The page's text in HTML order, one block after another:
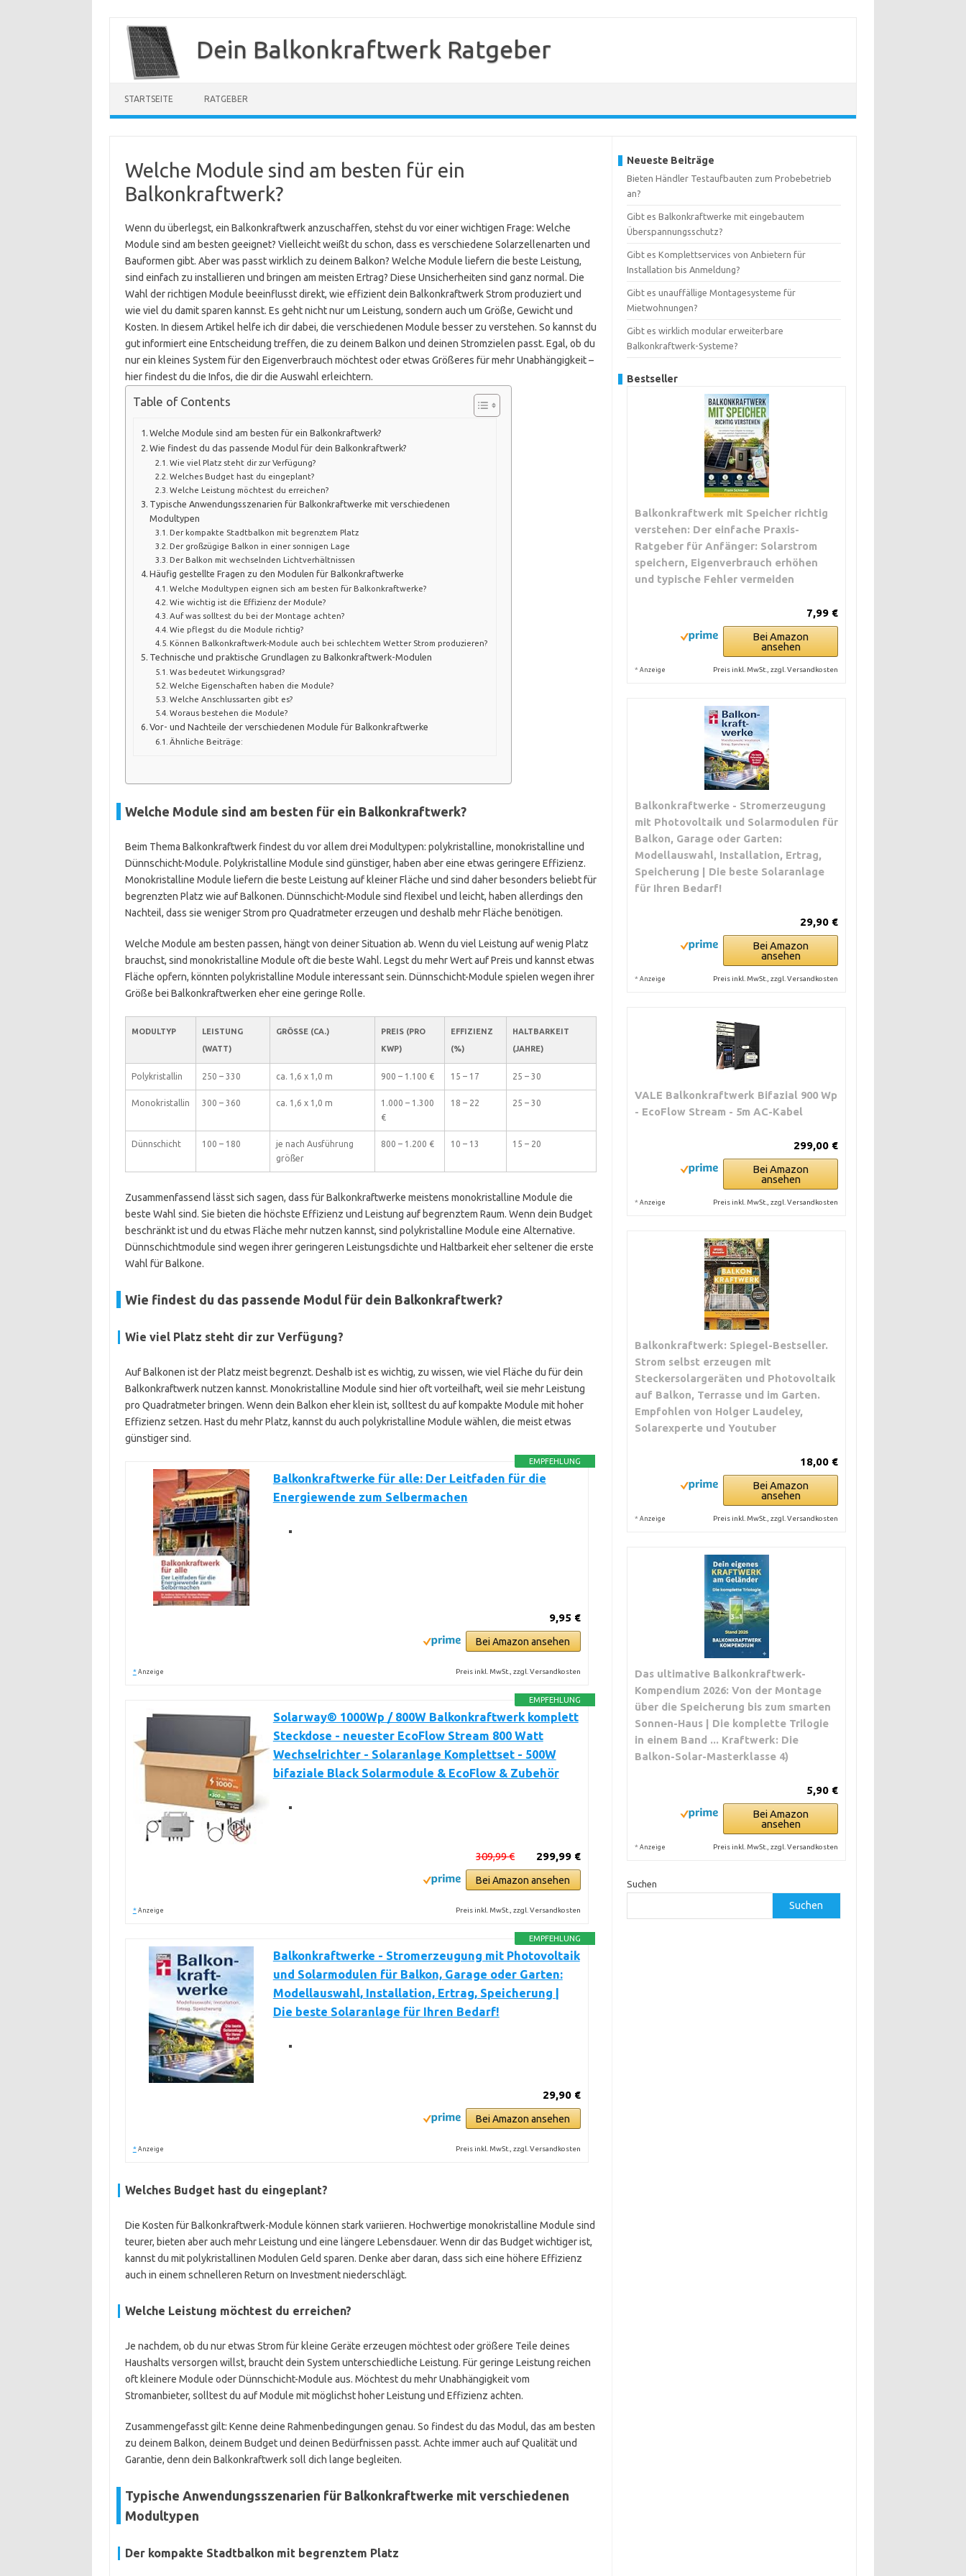
Inhalt
springen
Dein Balkonkraftwerk Ratgeber
STARTSEITE RATGEBER
Welche Module sind am besten für ein
Balkonkraftwerk?
Wenn du überlegst, ein Balkonkraftwerk anzuschaffen, stehst du vor einer wichtigen Frage: Welche
Module sind am besten geeignet? Vielleicht weißt du schon, dass es verschiedene Solarzellenarten und
Bauformen gibt. Aber was passt wirklich zu deinem Balkon? Welche Module liefern die beste Leistung,
sind einfach zu installieren und bringen am meisten Ertrag? Diese Unsicherheiten sind ganz normal. Die
Wahl der richtigen Module beeinflusst direkt, wie effizient dein Balkonkraftwerk Strom produziert und
wie viel du damit sparen kannst. Es geht nicht nur um Leistung, sondern auch um Größe, Gewicht und
Kosten. In diesem Artikel helfe ich dir dabei, die verschiedenen Module besser zu verstehen. So kannst du
gut informiert eine Entscheidung treffen, die zu deinem Balkon und deinen Stromzielen passt. Egal, ob du
nur ein kleines System für den Eigenverbrauch möchtest oder etwas Größeres für mehr Unabhängigkeit –
hier findest du die Infos, die dir die Auswahl erleichtern.
Table of Contents
Welche Module sind am besten für ein Balkonkraftwerk?
Wie findest du das passende Modul für dein Balkonkraftwerk?
Wie viel Platz steht dir zur Verfügung?
Welches Budget hast du eingeplant?
Welche Leistung möchtest du erreichen?
Typische Anwendungsszenarien für Balkonkraftwerke mit verschiedenen
Modultypen
Der kompakte Stadtbalkon mit begrenztem Platz
Der großzügige Balkon in einer sonnigen Lage
Der Balkon mit wechselnden Lichtverhältnissen
Häufig gestellte Fragen zu den Modulen für Balkonkraftwerke
Welche Modultypen eignen sich am besten für Balkonkraftwerke?
Wie wichtig ist die Effizienz der Module?
Auf was solltest du bei der Montage achten?
Wie pflegst du die Module richtig?
Können Balkonkraftwerk-Module auch bei schlechtem Wetter Strom produzieren?
Technische und praktische Grundlagen zu Balkonkraftwerk-Modulen
Was bedeutet Wirkungsgrad?
Welche Eigenschaften haben die Module?
Welche Anschlussarten gibt es?
Woraus bestehen die Module?
Vor- und Nachteile der verschiedenen Module für Balkonkraftwerke
Ähnliche Beiträge:
Welche Module sind am besten für ein Balkonkraftwerk?
Beim Thema Balkonkraftwerk findest du vor allem drei Modultypen: polykristalline, monokristalline und
Dünnschicht-Module. Polykristalline Module sind günstiger, haben aber eine etwas geringere Effizienz.
Monokristalline Module liefern die beste Leistung auf kleiner Fläche und sind daher besonders beliebt für
begrenzten Platz wie auf Balkonen. Dünnschicht-Module sind flexibel und leicht, haben allerdings den
Nachteil, dass sie weniger Strom pro Quadratmeter erzeugen und deshalb mehr Fläche benötigen.
Welche Module am besten passen, hängt von deiner Situation ab. Wenn du viel Leistung auf wenig Platz
brauchst, sind monokristalline Module oft die beste Wahl. Legst du mehr Wert auf Preis und kannst etwas
Fläche opfern, könnten polykristalline Module interessant sein. Dünnschicht-Module spielen wegen ihrer
Größe bei Balkonkraftwerken eher eine geringe Rolle.
MODULTYP
LEISTUNG
(WATT)
GRÖSSE (CA.)
PREIS (PRO
KWP)
EFFIZIENZ
(%)
HALTBARKEIT
(JAHRE)
Polykristallin 250 – 330 ca. 1,6 x 1,0 m 900 – 1.100 € 15 – 17 25 – 30
Monokristallin 300 – 360 ca. 1,6 x 1,0 m
1.000 – 1.300
€
18 – 22 25 – 30
Dünnschicht 100 – 180
je nach Ausführung
größer
800 – 1.200 € 10 – 13 15 – 20
Zusammenfassend lässt sich sagen, dass für Balkonkraftwerke meistens monokristalline Module die
beste Wahl sind. Sie bieten die höchste Effizienz und Leistung auf begrenztem Raum. Wenn dein Budget
beschränkt ist und du etwas Fläche mehr nutzen kannst, sind polykristalline Module eine Alternative.
Dünnschichtmodule sind wegen ihrer geringeren Leistungsdichte und Haltbarkeit eher seltener die erste
Wahl für Balkone.
Wie findest du das passende Modul für dein Balkonkraftwerk?
Wie viel Platz steht dir zur Verfügung?
Auf Balkonen ist der Platz meist begrenzt. Deshalb ist es wichtig, zu wissen, wie viel Fläche du für dein
Balkonkraftwerk nutzen kannst. Monokristalline Module sind hier oft vorteilhaft, weil sie mehr Leistung
pro Quadratmeter bringen. Wenn dein Balkon eher klein ist, solltest du auf kompakte Module mit hoher
Effizienz setzen. Hast du mehr Platz, kannst du auch polykristalline Module wählen, die meist etwas
günstiger sind.
EMPFEHLUNG
Balkonkraftwerke für alle: Der Leitfaden für die
Energiewende zum Selbermachen
9,95 €
Bei Amazon ansehen
* Anzeige Preis inkl. MwSt., zzgl. Versandkosten
EMPFEHLUNG
Solarway® 1000Wp / 800W Balkonkraftwerk komplett
Steckdose - neuester EcoFlow Stream 800 Watt
Wechselrichter - Solaranlage Komplettset - 500W
bifaziale Black Solarmodule & EcoFlow & Zubehör
299,99 €
309,99 €
Bei Amazon ansehen
* Anzeige Preis inkl. MwSt., zzgl. Versandkosten
EMPFEHLUNG
Balkonkraftwerke - Stromerzeugung mit Photovoltaik
und Solarmodulen für Balkon, Garage oder Garten:
Modellauswahl, Installation, Ertrag, Speicherung |
Die beste Solaranlage für Ihren Bedarf!
29,90 €
Bei Amazon ansehen
* Anzeige Preis inkl. MwSt., zzgl. Versandkosten
Welches Budget hast du eingeplant?
Die Kosten für Balkonkraftwerk-Module können stark variieren. Hochwertige monokristalline Module sind
teurer, bieten aber auch mehr Leistung und eine längere Lebensdauer. Wenn dir das Budget wichtiger ist,
kannst du mit polykristallinen Modulen Geld sparen. Denke aber daran, dass sich eine höhere Effizienz
auch in einem schnelleren Return on Investment niederschlägt.
Welche Leistung möchtest du erreichen?
Je nachdem, ob du nur etwas Strom für kleine Geräte erzeugen möchtest oder größere Teile deines
Haushalts versorgen willst, braucht dein System unterschiedliche Leistung. Für geringe Leistung reichen
oft kleinere Module oder Dünnschicht-Module aus. Möchtest du mehr Unabhängigkeit vom
Stromanbieter, solltest du auf Module mit möglichst hoher Leistung und Effizienz achten.
Zusammengefasst gilt: Kenne deine Rahmenbedingungen genau. So findest du das Modul, das am besten
zu deinem Balkon, deinem Budget und deinen Bedürfnissen passt. Achte immer auch auf Qualität und
Garantie, denn dein Balkonkraftwerk soll dich lange begleiten.
Typische Anwendungsszenarien für Balkonkraftwerke mit verschiedenen
Modultypen
Der kompakte Stadtbalkon mit begrenztem Platz
Neueste Beiträge
Bieten Händler Testaufbauten zum Probebetrieb
an?
Gibt es Balkonkraftwerke mit eingebautem
Überspannungsschutz?
Gibt es Komplettservices von Anbietern für
Installation bis Anmeldung?
Gibt es unauffällige Montagesysteme für
Mietwohnungen?
Gibt es wirklich modular erweiterbare
Balkonkraftwerk-Systeme?
Bestseller
Balkonkraftwerk mit Speicher richtig
verstehen: Der einfache Praxis-
Ratgeber für Anfänger: Solarstrom
speichern, Eigenverbrauch erhöhen
und typische Fehler vermeiden
7,99 €
Bei Amazon
ansehen
* Anzeige Preis inkl. MwSt., zzgl. Versandkosten
Balkonkraftwerke - Stromerzeugung
mit Photovoltaik und Solarmodulen für
Balkon, Garage oder Garten:
Modellauswahl, Installation, Ertrag,
Speicherung | Die beste Solaranlage
für Ihren Bedarf!
29,90 €
Bei Amazon
ansehen
* Anzeige Preis inkl. MwSt., zzgl. Versandkosten
VALE Balkonkraftwerk Bifazial 900 Wp
- EcoFlow Stream - 5m AC-Kabel
299,00 €
Bei Amazon
ansehen
* Anzeige Preis inkl. MwSt., zzgl. Versandkosten
Balkonkraftwerk: Spiegel-Bestseller.
Strom selbst erzeugen mit
Steckersolargeräten und Photovoltaik
auf Balkon, Terrasse und im Garten.
Empfohlen von Holger Laudeley,
Solarexperte und Youtuber
18,00 €
Bei Amazon
ansehen
* Anzeige Preis inkl. MwSt., zzgl. Versandkosten
Das ultimative Balkonkraftwerk-
Kompendium 2026: Von der Montage
über die Speicherung bis zum smarten
Sonnen-Haus | Die komplette Trilogie
in einem Band ... Kraftwerk: Die
Balkon-Solar-Masterklasse 4)
5,90 €
Bei Amazon
ansehen
* Anzeige Preis inkl. MwSt., zzgl. Versandkosten
Suchen
Suchen